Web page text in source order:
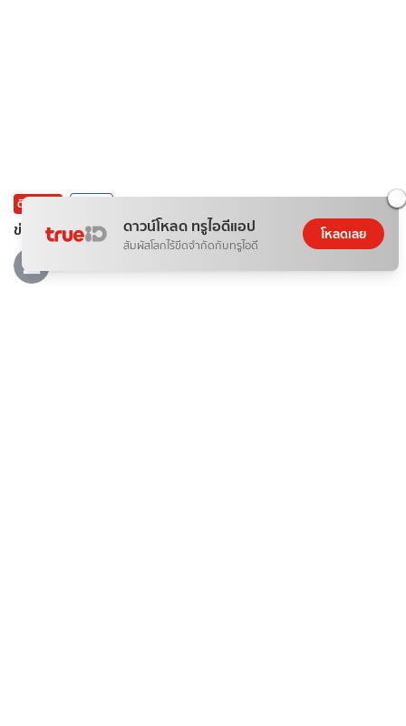
ติดกระแส
ข่าววันนี้ อัปเดตไวไม่พอ ต้องรู้จักวิเคราะห์ก่อนเชื่อและแชร์
ดาวน์โหลด ทรูไอดีแอป
สัมผัสโลกไร้ขีดจำกัดกับทรูไอดี
โหลดเลย